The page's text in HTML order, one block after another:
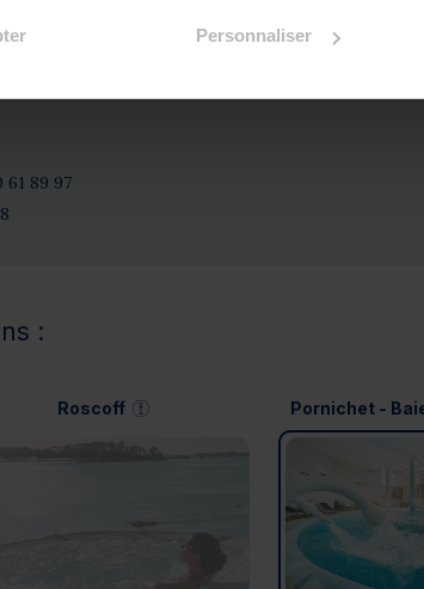
Personnaliser
rendez-vous par téléphone :
89 97
:
Roscoff Pornichet -